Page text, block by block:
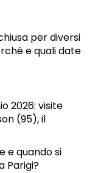
per diversi
e quali date
2026: visite
(95), il
e quando si
Parigi?